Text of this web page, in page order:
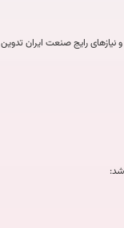
رایج صنعت ایران